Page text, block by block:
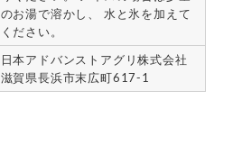
のお湯で溶かし、 水と氷を加えて
ください。
日本アドバンストアグリ株式会社
滋賀県長浜市末広町617-1